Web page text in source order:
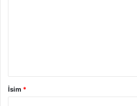
İsim *